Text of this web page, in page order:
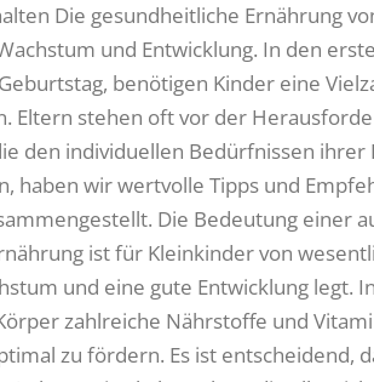
Die gesundheitliche Ernährung
und Entwicklung. In den
benötigen Kinder eine
Eltern stehen oft vor der
den individuellen Bedürfnissen
haben wir wertvolle Tipps und
Die Bedeutung einer
ist für Kleinkinder von
und eine gute Entwicklung legt.
zahlreiche Nährstoffe und
zu fördern. Es ist entscheidend,